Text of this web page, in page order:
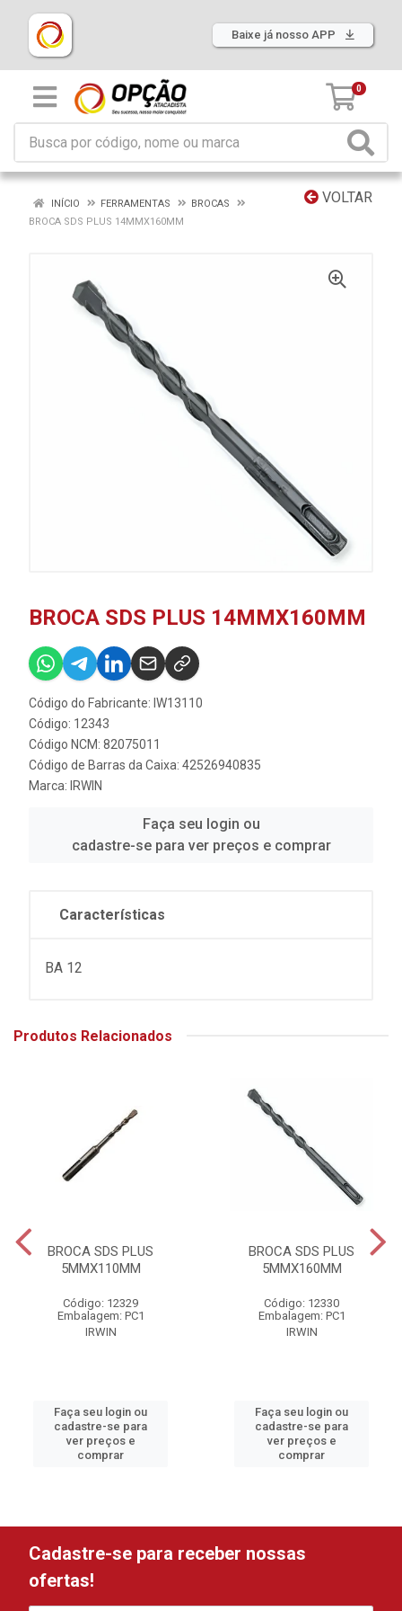
Baixe já nosso APP
0
VOLTAR
INÍCIO FERRAMENTAS
BROCAS
BROCA SDS PLUS 14MMX160MM
BROCA SDS PLUS 14MMX160MM
Código do Fabricante: IW13110
Código: 12343
Código NCM: 82075011
Código de Barras da Caixa: 42526940835
Marca: IRWIN
Faça seu login ou
cadastre-se para ver preços e comprar
Características
BA 12
Produtos Relacionados
BROCA SDS PLUS
5MMX110MM
Código: 12329
Embalagem: PC1
IRWIN
Faça seu login ou
cadastre-se para
ver preços e
comprar
BROCA SDS PLUS
5MMX160MM
Código: 12330
Embalagem: PC1
IRWIN
Faça seu login ou
cadastre-se para
ver preços e
comprar
Cadastre-se para receber nossas
ofertas!